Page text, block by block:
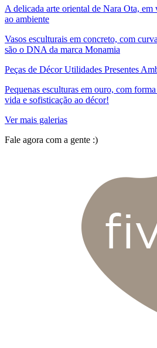
A delicada arte oriental de Nara Ota, em
ao ambiente
Vasos esculturais em concreto, com
são o DNA da marca Monamia
Peças de Décor Utilidades Presentes
Pequenas esculturas em ouro, com
vida e sofisticação ao décor!
Ver mais galerias
Fale agora com a gente :)